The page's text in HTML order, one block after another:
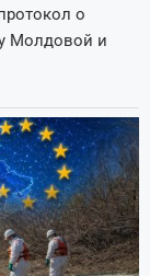
о
Молдовой и